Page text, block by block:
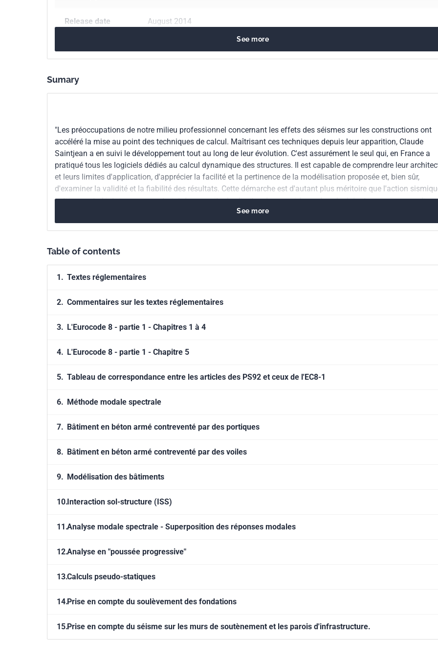
sismique tandis que la toute nouvelle approche de calcul en "poussée
progressive" fait l'objet d'un chapitre distinct et comporte un exemple simple
d'application qui en facilite la compréhension."
Release date August 2014
ICS Codes 91.080.01Structures of buildings in general
91.120.25Seismic and vibration protection
See more
Sumary
"Les préoccupations de notre milieu professionnel concernant les effets des séismes sur les constructions ont
accéléré la mise au point des techniques de calcul. Maîtrisant ces techniques depuis leur apparition, Claude
Saintjean a en suivi le développement tout au long de leur évolution. C'est assurément le seul qui, en France a
pratiqué tous les logiciels dédiés au calcul dynamique des structures. Il est capable de comprendre leur
et leurs limites d'application, d'apprécier la facilité et la pertinence de la modélisation proposée et, bien sûr,
d'examiner la validité et la fiabilité des résultats. Cette démarche est d'autant plus méritoire que l'action
entièrement aléatoire, nous contraint de connaître les limites des procédures de calcul dont nous pouvons
Claude Saintjean est capable d'étudier tous les aspects du calcul dynamique, tant sous l'angle théorique que
pratique ; les conseils dont il accompagne les projets sont toujours très bien accueillis par les bureaux d'études.
remarques personnelles très pertinentes qu'il illustre ici de deux exemples de bâtiments : l'un contreventé par
nombreux exemples de calcul illustrent parfaitement bien l'impérieuse nécessité de vérifier les conditions
l'objet d'un chapitre distinct et comporte un exemple simple d'application qui en facilite la compréhension."
See more
Table of contents
1. Textes réglementaires
2. Commentaires sur les textes réglementaires
3. L'Eurocode 8 - partie 1 - Chapitres 1 à 4
4. L'Eurocode 8 - partie 1 - Chapitre 5
5. Tableau de correspondance entre les articles des PS92 et ceux de l'EC8-1
6. Méthode modale spectrale
7. Bâtiment en béton armé contreventé par des portiques
8. Bâtiment en béton armé contreventé par des voiles
9. Modélisation des bâtiments
10.Interaction sol-structure (ISS)
11.Analyse modale spectrale - Superposition des réponses modales
12.Analyse en "poussée progressive"
13.Calculs pseudo-statiques
14.Prise en compte du soulèvement des fondations
15.Prise en compte du séisme sur les murs de soutènement et les parois d'infrastructure.